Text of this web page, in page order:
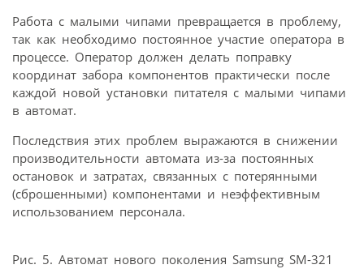
Работа с малыми чипами превращается в проблему,
так как необходимо постоянное участие оператора в
процессе. Оператор должен делать поправку
координат забора компонентов практически после
каждой новой установки питателя с малыми чипами
в автомат.
Последствия этих проблем выражаются в снижении
производительности автомата из-за постоянных
остановок и затратах, связанных с потерянными
(сброшенными) компонентами и неэффективным
использованием персонала.
Рис. 5. Автомат нового поколения Samsung SM-321